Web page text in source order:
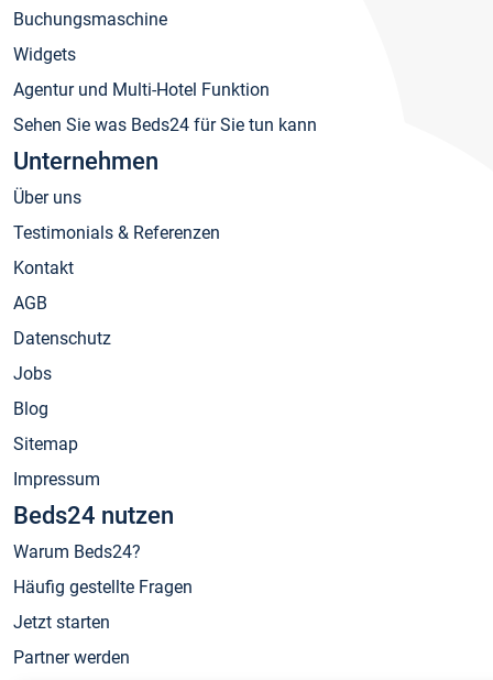
Buchungsmaschine
Widgets
Agentur und Multi-Hotel Funktion
Sehen Sie was Beds24 für Sie tun kann
Unternehmen
Über uns
Testimonials & Referenzen
Kontakt
AGB
Datenschutz
Jobs
Blog
Sitemap
Impressum
Beds24 nutzen
Warum Beds24?
Häufig gestellte Fragen
Jetzt starten
Partner werden